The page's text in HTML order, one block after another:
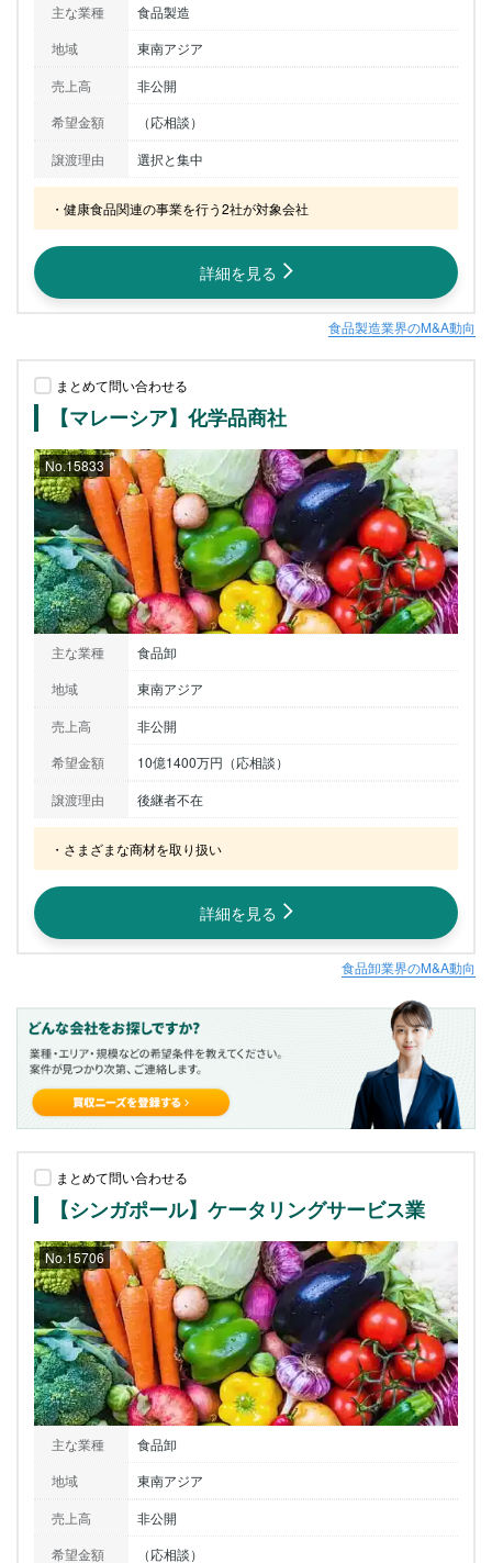
主な業種
食品製造
地域
東南アジア
売上高
非公開
希望金額
（応相談）
譲渡理由
選択と集中
・健康食品関連の事業を行う2社が対象会社
詳細を見る
食品製造業界のM&A動向
まとめて問い合わせる
【マレーシア】化学品商社
No.15833
主な業種
食品卸
地域
東南アジア
売上高
非公開
希望金額
10億1400万円（応相談）
譲渡理由
後継者不在
・さまざまな商材を取り扱い
詳細を見る
食品卸業界のM&A動向
まとめて問い合わせる
【シンガポール】ケータリングサービス業
No.15706
主な業種
食品卸
地域
東南アジア
売上高
非公開
希望金額
（応相談）